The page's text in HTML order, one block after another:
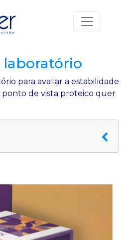
laboratório
para avaliar a estabilidade
ponto de vista proteico quer